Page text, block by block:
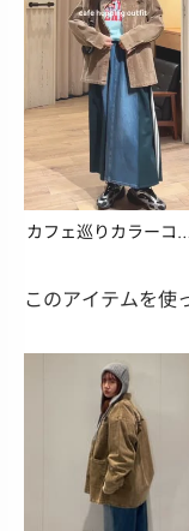
カフェ巡りカラーコ
このアイテムを使